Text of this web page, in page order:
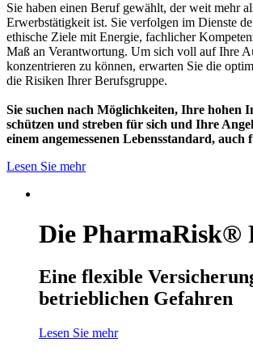
Sie haben einen Beruf gewählt, der weit mehr
Erwerbstätigkeit ist. Sie verfolgen im Dienste
ethische Ziele mit Energie, fachlicher
Maß an Verantwortung. Um sich voll auf Ihre
konzentrieren zu können, erwarten Sie die
die Risiken Ihrer Berufsgruppe.
Sie suchen nach Möglichkeiten, Ihre hohen
schützen und streben für sich und Ihre
einem angemessenen Lebensstandard,
Lesen Sie mehr
Die PharmaRisk®
Eine flexible
betrieblichen Gefahren
Lesen Sie mehr